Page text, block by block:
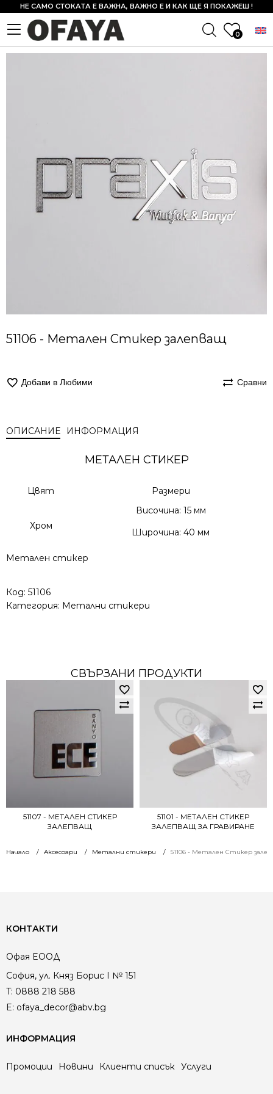
0
НЕ САМО СТОКАТА Е ВАЖНА, ВАЖНО Е И КАК ЩЕ Я ПОКАЖЕШ !
Начало Аксесоари Метални стикери 51106 - Метален Стикер
51106 - Метален Стикер залепващ
Добави в Любими Сравни
ОПИСАНИЕ ИНФОРМАЦИЯ
МЕТАЛЕН СТИКЕР
Цвят Размери
Хром
Височина: 15 мм
Широчина: 40 мм
Метален стикер
Код: 51106
Категория: Метални стикери
СВЪРЗАНИ ПРОДУКТИ
51107 - МЕТАЛЕН СТИКЕР
ЗАЛЕПВАЩ
51101 - МЕТАЛЕН СТИКЕР
ЗАЛЕПВАЩ ЗА ГРАВИРАНЕ
КОНТАКТИ
Офая EООД
София, ул. Княз Борис I № 151
T: 0888 218 588
E: ofaya_decor@abv.bg
ИНФОРМАЦИЯ
Промоции Новини Клиенти списък Услуги